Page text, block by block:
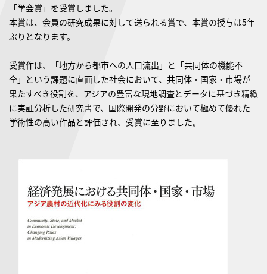
「学会賞」を受賞しました。
本賞は、会員の研究成果に対して送られる賞で、本賞の授与は5年
ぶりとなります。
受賞作は、「地方から都市への人口流出」と「共同体の機能不
全」という課題に直面した社会において、共同体・国家・市場が
果たすべき役割を、アジアの豊富な現地調査とデータに基づき精緻
に実証分析した研究書で、国際開発の分野において極めて優れた
学術性の高い作品と評価され、受賞に至りました。